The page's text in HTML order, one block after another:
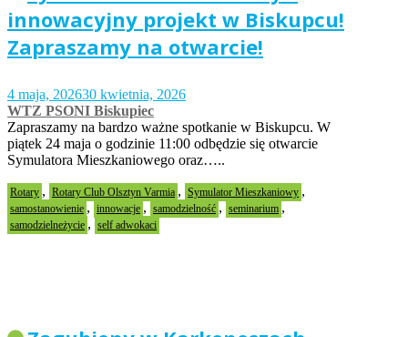
innowacyjny projekt w Biskupcu!
Zapraszamy na otwarcie!
4 maja, 202630 kwietnia, 2026
WTZ PSONI Biskupiec
Zapraszamy na bardzo ważne spotkanie w Biskupcu. W
piątek 24 maja o godzinie 11:00 odbędzie się otwarcie
Symulatora Mieszkaniowego oraz…..
Rotary , Rotary Club Olsztyn Varmia , Symulator Mieszkaniowy ,
samostanowienie , innowacje , samodzielność , seminarium ,
samodzielneżycie , self adwokaci